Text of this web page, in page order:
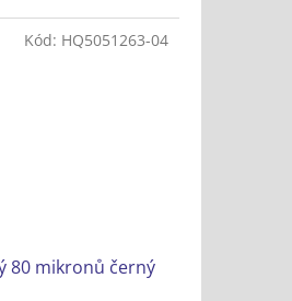
80 mikronů černý
Kód: HQ5051263-04